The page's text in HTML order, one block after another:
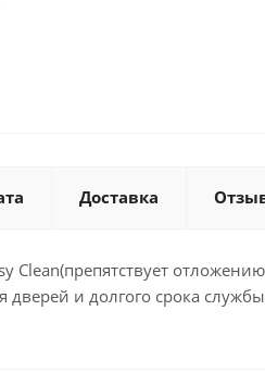
Доставка
Clean(препятствует
и долгого срока